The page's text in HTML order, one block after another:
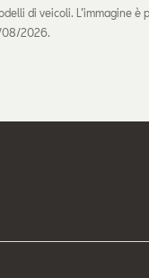
di veicoli. L’immagine è
08/2026.